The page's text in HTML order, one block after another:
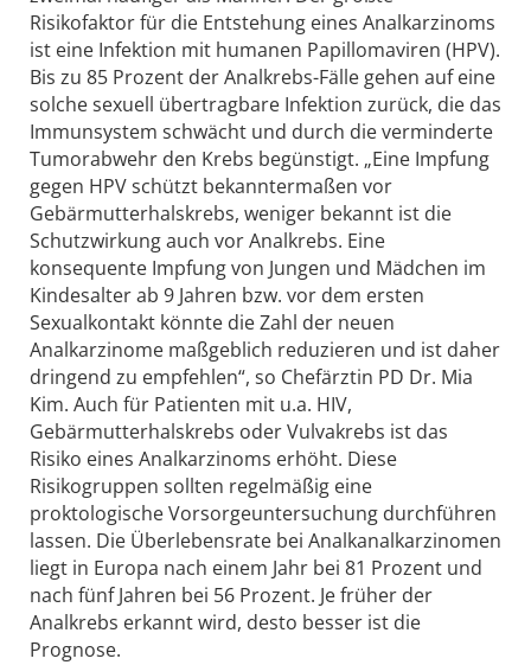
Risikofaktor für die Entstehung eines Analkarzinoms
ist eine Infektion mit humanen Papillomaviren (HPV).
Bis zu 85 Prozent der Analkrebs-Fälle gehen auf eine
solche sexuell übertragbare Infektion zurück, die das
Immunsystem schwächt und durch die verminderte
Tumorabwehr den Krebs begünstigt. „Eine Impfung
gegen HPV schützt bekanntermaßen vor
Gebärmutterhalskrebs, weniger bekannt ist die
Schutzwirkung auch vor Analkrebs. Eine
konsequente Impfung von Jungen und Mädchen im
Kindesalter ab 9 Jahren bzw. vor dem ersten
Sexualkontakt könnte die Zahl der neuen
Analkarzinome maßgeblich reduzieren und ist daher
dringend zu empfehlen“, so Chefärztin PD Dr. Mia
Kim. Auch für Patienten mit u.a. HIV,
Gebärmutterhalskrebs oder Vulvakrebs ist das
Risiko eines Analkarzinoms erhöht. Diese
Risikogruppen sollten regelmäßig eine
proktologische Vorsorgeuntersuchung durchführen
lassen. Die Überlebensrate bei Analkanalkarzinomen
liegt in Europa nach einem Jahr bei 81 Prozent und
nach fünf Jahren bei 56 Prozent. Je früher der
Analkrebs erkannt wird, desto besser ist die
Prognose.